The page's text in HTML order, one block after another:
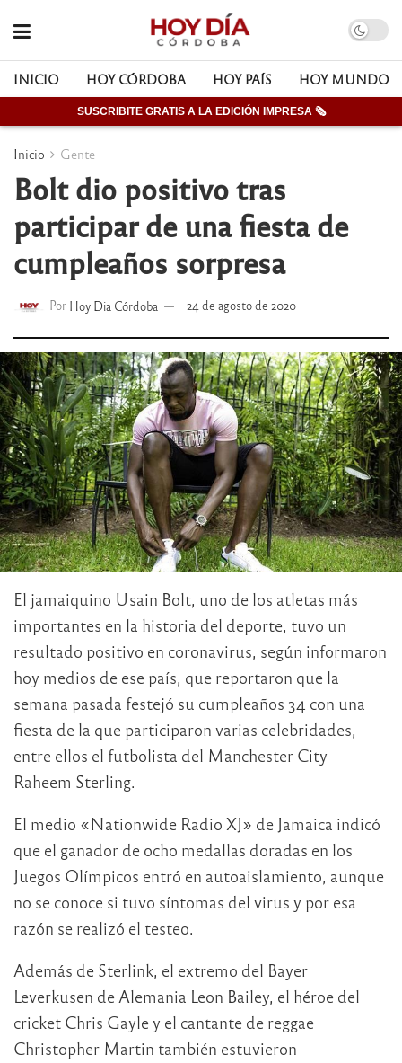
INICIO HOY CÓRDOBA HOY PAÍS HOY MUNDO
SUSCRIBITE GRATIS A LA EDICIÓN IMPRESA 🗞
Inicio Gente
Bolt dio positivo tras
participar de una fiesta de
cumpleaños sorpresa
Por Hoy Dia Córdoba 24 de agosto de 2020
El jamaiquino Usain Bolt, uno de los atletas más
importantes en la historia del deporte, tuvo un
resultado positivo en coronavirus, según informaron
hoy medios de ese país, que reportaron que la
semana pasada festejó su cumpleaños 34 con una
fiesta de la que participaron varias celebridades,
entre ellos el futbolista del Manchester City
Raheem Sterling.
El medio «Nationwide Radio XJ» de Jamaica indicó
que el ganador de ocho medallas doradas en los
Juegos Olímpicos entró en autoaislamiento, aunque
no se conoce si tuvo síntomas del virus y por esa
razón se realizó el testeo.
Además de Sterlink, el extremo del Bayer
Leverkusen de Alemania Leon Bailey, el héroe del
cricket Chris Gayle y el cantante de reggae
Christopher Martin también estuvieron